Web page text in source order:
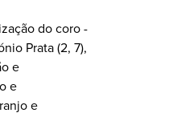
do coro -
Prata (2, 7),
e
e
e